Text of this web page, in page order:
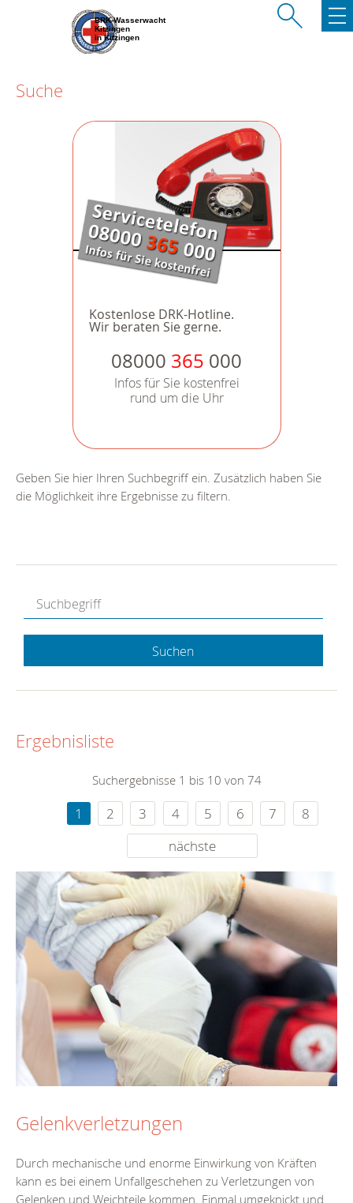
BRK-Wasserwacht
Kitzingen
in Kitzingen
Suche
Kostenlose DRK-Hotline.
Wir beraten Sie gerne.
08000 365 000
Infos für Sie kostenfrei
rund um die Uhr
Geben Sie hier Ihren Suchbegriff ein. Zusätzlich haben Sie
die Möglichkeit ihre Ergebnisse zu filtern.
Suchen
Ergebnisliste
Suchergebnisse 1 bis 10 von 74
1 2 3 4 5 6 7
8
nächste
Gelenkverletzungen
Durch mechanische und enorme Einwirkung von Kräften
kann es bei einem Unfallgeschehen zu Verletzungen von
Gelenken und Weichteile kommen. Einmal umgeknickt und